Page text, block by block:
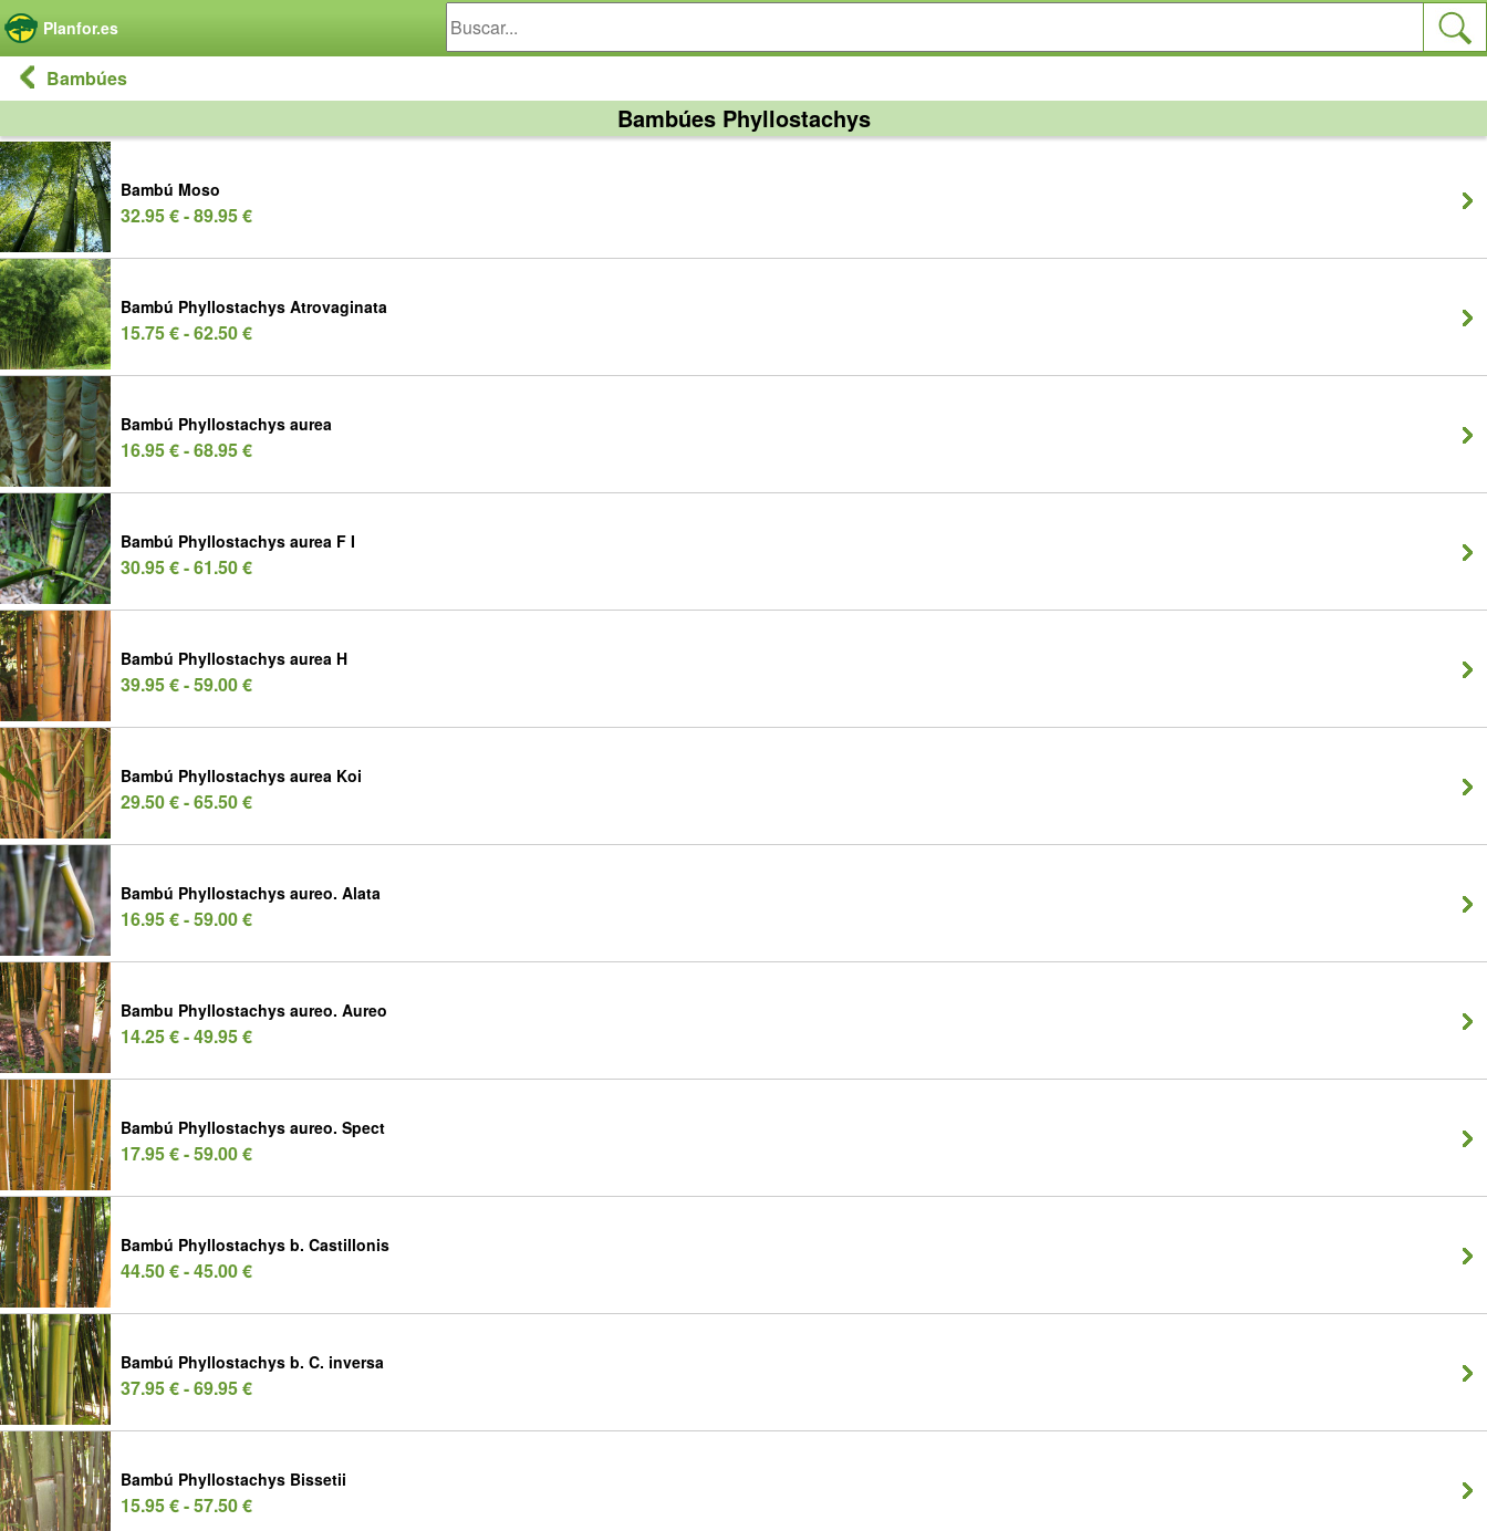
Planfor.es
Bambúes
Bambúes Phyllostachys
Bambú Moso
32.95 € - 89.95 €
Bambú Phyllostachys Atrovaginata
15.75 € - 62.50 €
Bambú Phyllostachys aurea
16.95 € - 68.95 €
Bambú Phyllostachys aurea F I
30.95 € - 61.50 €
Bambú Phyllostachys aurea H
39.95 € - 59.00 €
Bambú Phyllostachys aurea Koi
29.50 € - 65.50 €
Bambú Phyllostachys aureo. Alata
16.95 € - 59.00 €
Bambu Phyllostachys aureo. Aureo
14.25 € - 49.95 €
Bambú Phyllostachys aureo. Spect
17.95 € - 59.00 €
Bambú Phyllostachys b. Castillonis
44.50 € - 45.00 €
Bambú Phyllostachys b. C. inversa
37.95 € - 69.95 €
Bambú Phyllostachys Bissetii
15.95 € - 57.50 €
Panel de gestión de cookies